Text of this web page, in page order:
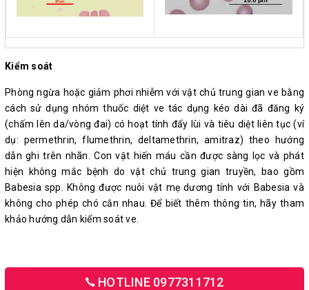
Kiểm soát
Phòng ngừa hoặc giảm phơi nhiễm với vật chủ trung gian ve bằng
cách sử dụng nhóm thuốc diệt ve tác dụng kéo dài đã đăng ký
(chấm lên da/vòng đai) có hoạt tính đẩy lùi và tiêu diệt liên tục (ví
dụ: permethrin, flumethrin, deltamethrin, amitraz) theo hướng
dẫn ghi trên nhãn. Con vật hiến máu cần được sàng lọc và phát
hiện không mắc bệnh do vật chủ trung gian truyền, bao gồm
Babesia spp. Không được nuôi vật mẹ dương tính với Babesia và
không cho phép chó cắn nhau. Để biết thêm thông tin, hãy tham
khảo hướng dẫn kiểm soát ve.
HOTLINE 0977311712